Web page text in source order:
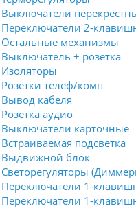
Выключатели
Переключатели 2-
Остальные механизмы
Выключатель + розетка
Изоляторы
Розетки телеф/комп
Вывод кабеля
Розетка аудио
Выключатели карточные
Встраиваемая подсветка
Выдвижной блок
Светорегуляторы
Переключатели 1-
Переключатели 1-